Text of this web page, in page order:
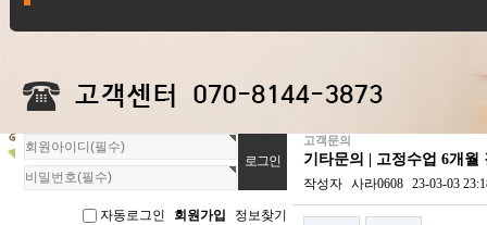
회
원
로
자동로그인 회원가입 정보찾기
고객문의
기타문의 | 고정수업 6개월
작성자 사라0608 23-03-03